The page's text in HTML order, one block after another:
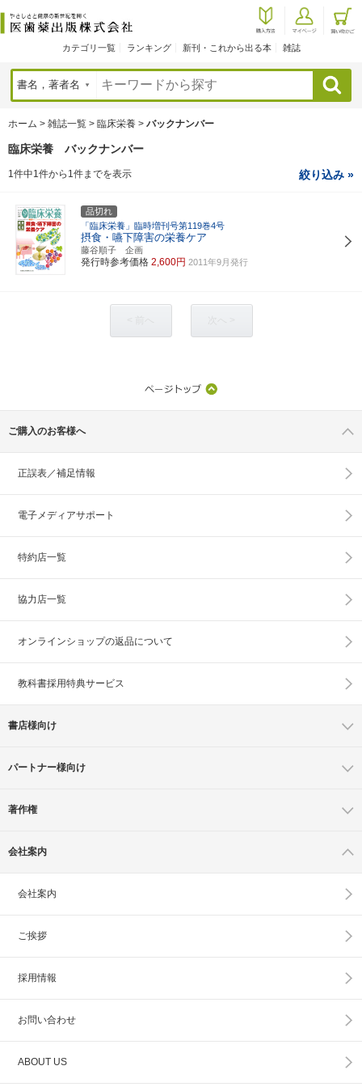
カテゴリ一覧 ランキング 新刊・これから出る本 雑誌
検索
ホーム > 雑誌一覧 > 臨床栄養 > バックナンバー
臨床栄養 バックナンバー
1件中1件から1件までを表示 絞り込み »
品切れ
「臨床栄養」臨時増刊号第119巻4号
摂食・嚥下障害の栄養ケア
藤谷順子 企画
発行時参考価格 2,600円 2011年9月発行
ご購入のお客様へ
正誤表／補足情報
電子メディアサポート
特約店一覧
協力店一覧
オンラインショップの返品について
教科書採用特典サービス
書店様向け
パートナー様向け
著作権
会社案内
会社案内
ご挨拶
採用情報
お問い合わせ
ABOUT US